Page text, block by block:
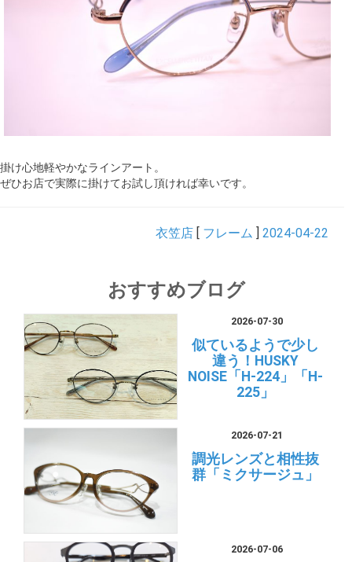
掛け心地軽やかなラインアート。
ぜひお店で実際に掛けてお試し頂ければ幸いです。
衣笠店 [ フレーム ] 2024-04-22
おすすめブログ
2026-07-30
似ているようで少し
違う！HUSKY
NOISE「H-224」「H-
225」
2026-07-21
調光レンズと相性抜
群「ミクサージュ」
2026-07-06